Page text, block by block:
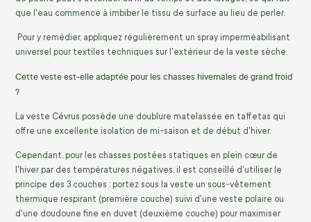
que l'eau commence à imbiber le tissu de surface au lieu de perler.
Pour y remédier, appliquez régulièrement un spray imperméabilisant
universel pour textiles techniques sur l'extérieur de la veste sèche.
Cette veste est-elle adaptée pour les chasses hivernales de grand froid
?
La veste Cévrus possède une doublure matelassée en taffetas qui
offre une excellente isolation de mi-saison et de début d'hiver.
Cependant, pour les chasses postées statiques en plein cœur de
l'hiver par des températures négatives, il est conseillé d'utiliser le
principe des 3 couches : portez sous la veste un sous-vêtement
thermique respirant (première couche) suivi d'une veste polaire ou
d'une doudoune fine en duvet (deuxième couche) pour maximiser